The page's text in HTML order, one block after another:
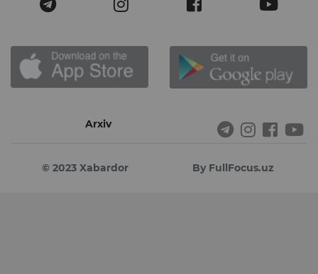
Arxiv
© 2023 Xabardor By FullFocus.uz